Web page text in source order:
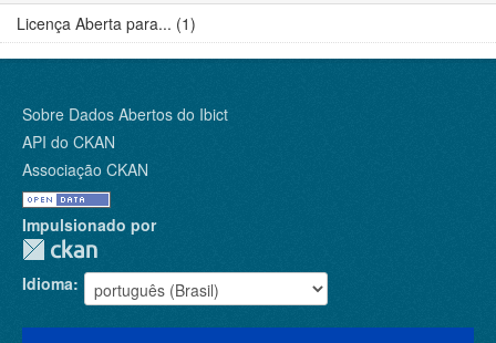
Licença Aberta para... (1)
Sobre Dados Abertos do Ibict
API do CKAN
Associação CKAN
Impulsionado por
Idioma